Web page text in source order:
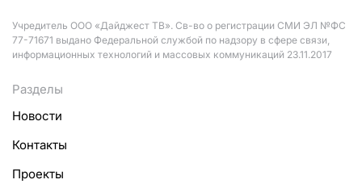
Учредитель ООО «Дайджест ТВ». Св-во о регистрации СМИ ЭЛ №ФС
77-71671 выдано Федеральной службой по надзору в сфере связи,
информационных технологий и массовых коммуникаций 23.11.2017
Разделы
Новости
Контакты
Проекты